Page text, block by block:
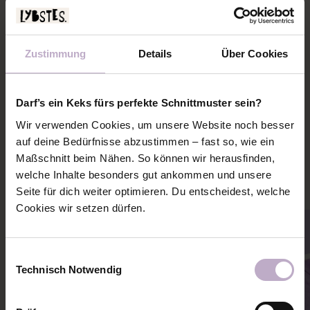
Zustimmung Details Über Cookies
Darf’s ein Keks fürs perfekte Schnittmuster sein?
Wir verwenden Cookies, um unsere Website noch besser
auf deine Bedürfnisse abzustimmen – fast so, wie ein
Maßschnitt beim Nähen. So können wir herausfinden,
welche Inhalte besonders gut ankommen und unsere
Seite für dich weiter optimieren. Du entscheidest, welche
Cookies wir setzen dürfen.
Technisch Notwendig
SCHNITTMUSTERPLAN
PASSENDE NÄHANLEITUNGEN
Mehr Ideen und Inspiration zu diesem Schnitt holen